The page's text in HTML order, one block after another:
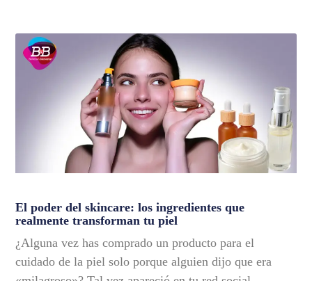
El poder del skincare: los ingredientes que
realmente transforman tu piel
¿Alguna vez has comprado un producto para el
cuidado de la piel solo porque alguien dijo que era